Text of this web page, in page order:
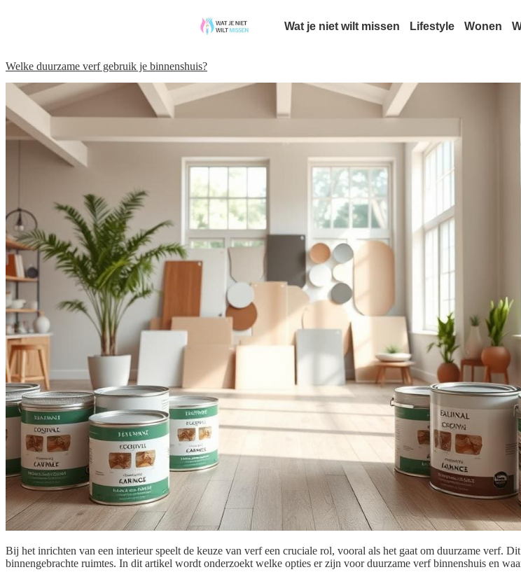
Wat je niet wilt missen Lifestyle Wonen
Welke duurzame verf gebruik je binnenshuis?
Bij het inrichten van een interieur speelt de keuze van verf een cruciale rol, vooral als het gaat om duurzame verf.
binnengebrachte ruimtes. In dit artikel wordt onderzoekt welke opties er zijn voor duurzame verf binnenshuis en